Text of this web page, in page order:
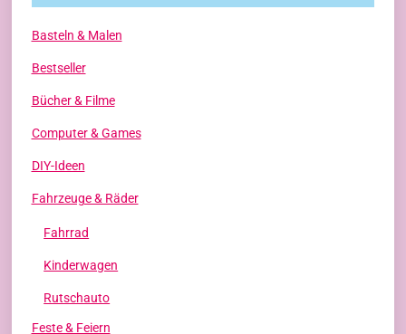
Basteln & Malen
Bestseller
Bücher & Filme
Computer & Games
DIY-Ideen
Fahrzeuge & Räder
Fahrrad
Kinderwagen
Rutschauto
Feste & Feiern